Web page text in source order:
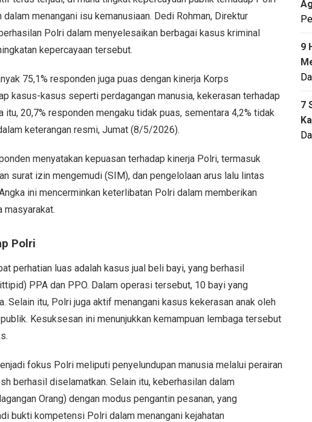
menangani isu kemanusiaan. Dedi Rohman, Direktur
Polri dalam menyelesaikan berbagai kasus kriminal
kepercayaan tersebut.
75,1% responden juga puas dengan kinerja Korps
kasus-kasus seperti perdagangan manusia, kekerasan terhadap
itu, 20,7% responden mengaku tidak puas, sementara 4,2% tidak
keterangan resmi, Jumat (8/5/2026).
menyatakan kepuasan terhadap kinerja Polri, termasuk
surat izin mengemudi (SIM), dan pengelolaan arus lalu lintas
ini mencerminkan keterlibatan Polri dalam memberikan
masyarakat.
Polri
perhatian luas adalah kasus jual beli bayi, yang berhasil
PPA dan PPO. Dalam operasi tersebut, 10 bayi yang
Selain itu, Polri juga aktif menangani kasus kekerasan anak oleh
Kesuksesan ini menunjukkan kemampuan lembaga tersebut
fokus Polri meliputi penyelundupan manusia melalui perairan
berhasil diselamatkan. Selain itu, keberhasilan dalam
Orang) dengan modus pengantin pesanan, yang
bukti kompetensi Polri dalam menangani kejahatan
9
7